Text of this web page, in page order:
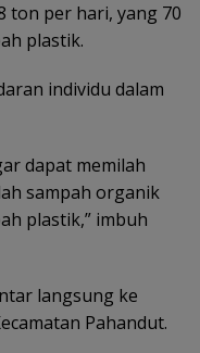
ton per hari, yang 70
plastik.
individu dalam
dapat memilah
sampah organik
plastik,” imbuh
langsung ke
Pahandut.